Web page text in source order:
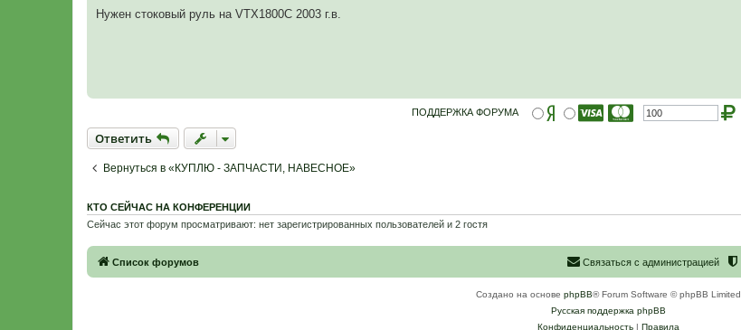
п
р
н
с
о
о
б
щ
и
е
Нужен стоковый руль на VTX1800C 2003 г.в.
ПОДДЕРЖКА ФОРУМА
Ответить
Ответить
Вернуться в «КУПЛЮ - ЗАПЧАСТИ, НАВЕСНОЕ»
КТО СЕЙЧАС НА КОНФЕРЕНЦИИ
Сейчас этот форум просматривают: нет зарегистрированных пользователей и 2 гостя
Список форумов
Связаться с
Связаться с администрацией
Создано на основе phpBB® Forum Software © phpBB Limited
Русская поддержка phpBB
Конфиденциальность| Правила